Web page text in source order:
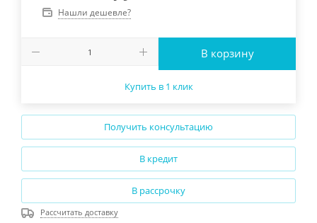
Нашли дешевле?
В корзину
Купить в 1 клик
Получить консультацию
В кредит
В рассрочку
Рассчитать доставку